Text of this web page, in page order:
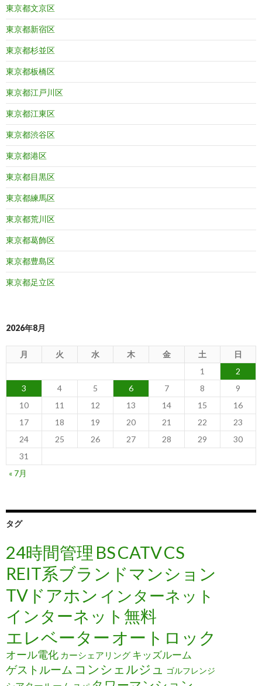
東京都文京区
東京都新宿区
東京都杉並区
東京都板橋区
東京都江戸川区
東京都江東区
東京都渋谷区
東京都港区
東京都目黒区
東京都練馬区
東京都荒川区
東京都葛飾区
東京都豊島区
東京都足立区
2026年8月
月 火 水 木 金 土
日
1
2
3
4 5 6 7 8
9
10
11 12 13 14 15
16
17
18 19 20 21 22
23
24
25 26 27 28 29
30
31
« 7月
タグ
24時間管理 BSCATVCS
REIT系ブランドマンション
TVドアホン インターネット
インターネット無料
エレベーター オートロック
オール電化 カーシェアリング キッズルーム
ゲストルーム コンシェルジュ ゴルフレンジ